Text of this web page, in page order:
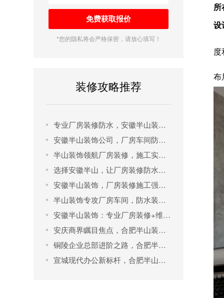
*您的隐私将会严格保密，请放心填写！
装修攻略推荐
专业厂房装修防水，安徽半山装饰实力见证！
安徽半山装饰公司，厂房车间防水装修首选！
半山装饰领航厂房装修，施工实力防水无忧！
选择安徽半山，让厂房装修防水一步到位！
安徽半山装饰，厂房装修施工强防水更出色！
半山装饰专攻厂房车间，防水装修施工首屈一指！
安徽半山装饰：专业厂房装修+维修+防水一站式解决方案！
安庆商界瞩目焦点，合肥半山装饰缔造高端办公楼设计传奇
铜陵企业总部进阶之路，合肥半山装饰雕琢高端办公空间
宣城现代办公新标杆，合肥半山装饰演绎高端装修艺术
所
设
度
布